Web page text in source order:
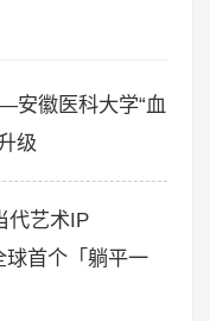
安徽医科大学“血
级
代艺术IP
球首个「躺平一